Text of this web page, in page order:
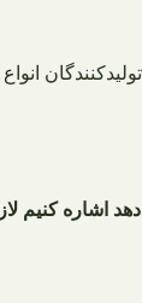
اشاره کنیم